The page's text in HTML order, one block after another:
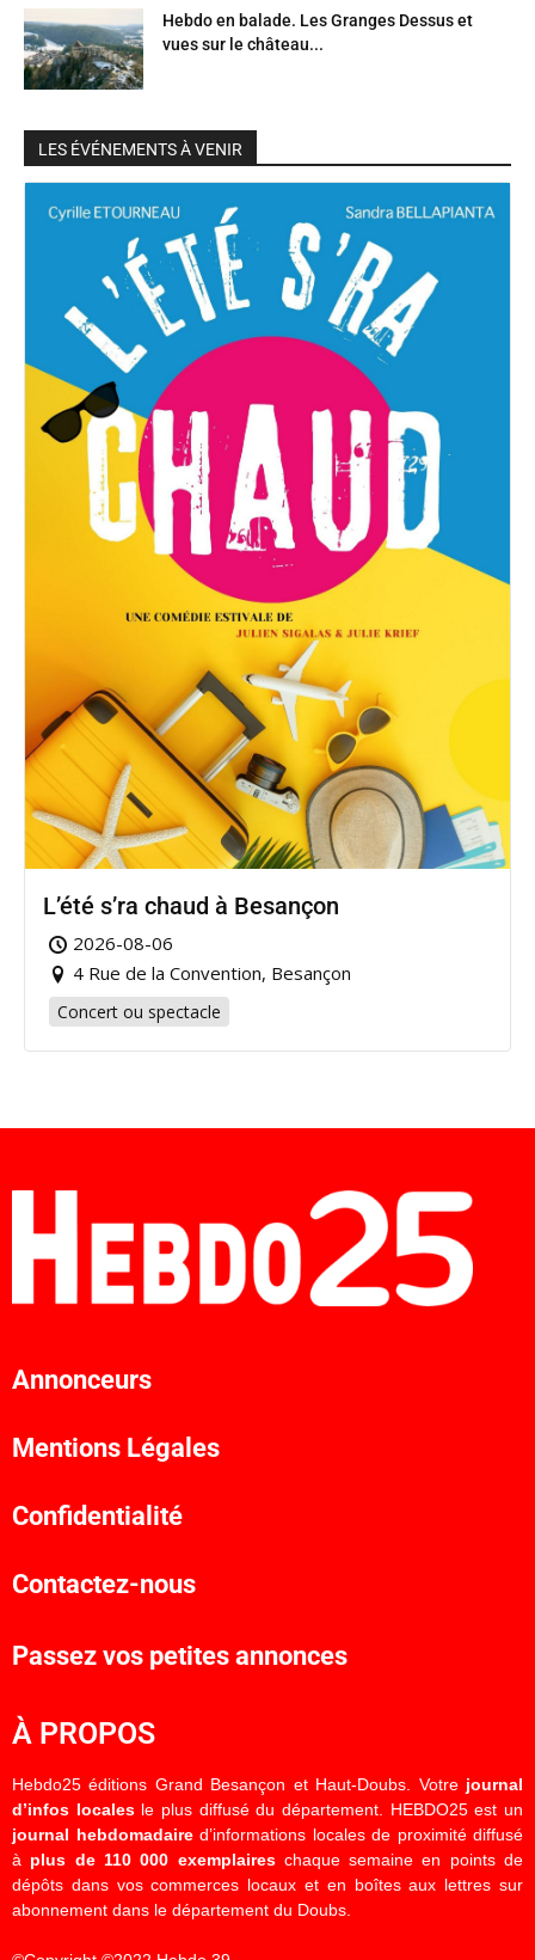
Hebdo en balade. Les Granges Dessus et
vues sur le château...
LES ÉVÉNEMENTS À VENIR
L’été s’ra chaud à Besançon
2026-08-06
4 Rue de la Convention, Besançon
Concert ou spectacle
Annonceurs
Mentions Légales
Confidentialité
Contactez-nous
Passez vos petites annonces
À PROPOS
Hebdo25 éditions Grand Besançon et Haut-Doubs. Votre journal
d’infos localesle plus diffusé du département. HEBDO25 est un
journal hebdomadaired’informations locales de proximité diffusé
à plus de 110 000 exemplaireschaque semaine en points de
dépôts dans vos commerces locaux et en boîtes aux lettres sur
abonnement dans le département du Doubs.